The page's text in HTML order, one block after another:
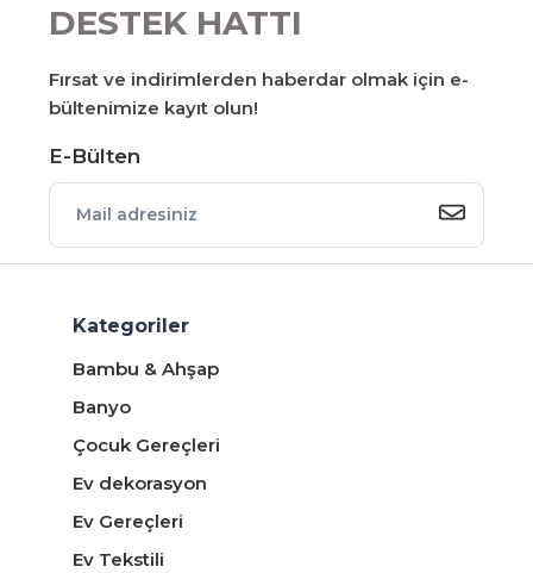
DESTEK HATTI
Fırsat ve indirimlerden haberdar olmak için e-
bültenimize kayıt olun!
E-Bülten
Kategoriler
Bambu & Ahşap
Banyo
Çocuk Gereçleri
Ev dekorasyon
Ev Gereçleri
Ev Tekstili